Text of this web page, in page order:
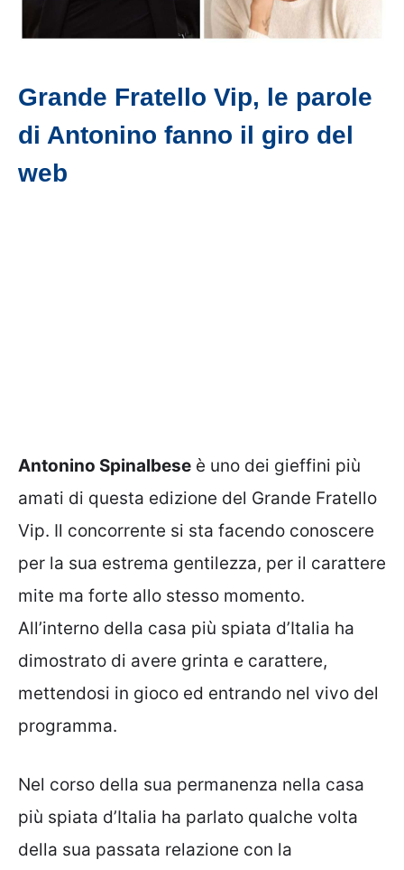
Grande Fratello Vip, le parole
di Antonino fanno il giro del
web
Antonino Spinalbese è uno dei gieffini più
amati di questa edizione del Grande Fratello
Vip. Il concorrente si sta facendo conoscere
per la sua estrema gentilezza, per il carattere
mite ma forte allo stesso momento.
All’interno della casa più spiata d’Italia ha
dimostrato di avere grinta e carattere,
mettendosi in gioco ed entrando nel vivo del
programma.
Nel corso della sua permanenza nella casa
più spiata d’Italia ha parlato qualche volta
della sua passata relazione con la